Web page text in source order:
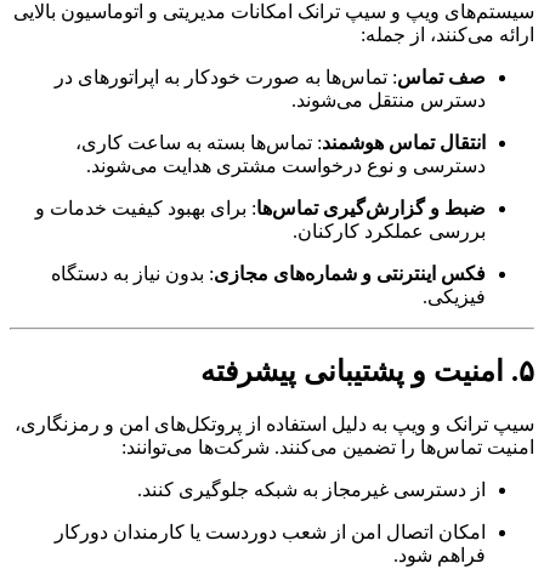
ویپ و سیپ ترانک امکانات مدیریتی و اتوماسیون بالایی
می‌کنند، از جمله:
صف تماس: تماس‌ها به صورت خودکار به اپراتورهای در
دسترس منتقل می‌شوند.
انتقال تماس هوشمند: تماس‌ها بسته به ساعت کاری،
دسترسی و نوع درخواست مشتری هدایت می‌شوند.
ضبط و گزارش‌گیری تماس‌ها: برای بهبود کیفیت خدمات و
بررسی عملکرد کارکنان.
فکس اینترنتی و شماره‌های مجازی: بدون نیاز به دستگاه
فیزیکی.
ترانک و ویپ به دلیل استفاده از پروتکل‌های امن و رمزنگاری،
تماس‌ها را تضمین می‌کنند. شرکت‌ها می‌توانند:
از دسترسی غیرمجاز به شبکه جلوگیری کنند.
امکان اتصال امن از شعب دوردست یا کارمندان دورکار
فراهم شود.